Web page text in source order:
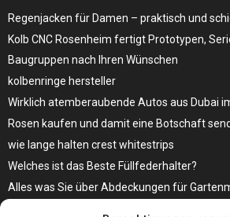
Regenjacken für Damen – praktisch und
Kolb CNC Rosenheim fertigt Prototypen,
Baugruppen nach Ihren Wünschen
kolbenringe hersteller
Wirklich atemberaubende Autos aus Dubai
Rosen kaufen und damit eine Botschaft
wie lange halten crest whitestrips
Welches ist das Beste Füllfederhalter?
Alles was Sie über Abdeckungen für